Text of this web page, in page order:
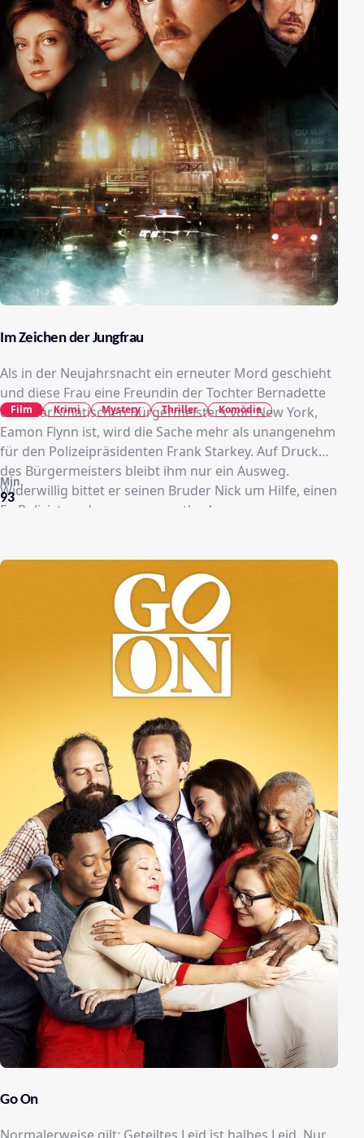
Im Zeichen der Jungfrau
Als in der Neujahrsnacht ein erneuter Mord geschieht
und diese Frau eine Freundin der Tochter Bernadette
des charismatischen Bürgermeisters von New York,
Eamon Flynn ist, wird die Sache mehr als unangenehm
für den Polizeipräsidenten Frank Starkey. Auf Druck
des Bürgermeisters bleibt ihm nur ein Ausweg.
Widerwillig bittet er seinen Bruder Nick um Hilfe, einen
Ex-Polizisten, der wegen unorthodoxer
arbeitet und Kinder aus brennenden Gebäuden rettet.
Die Politiker holen ihn medienwirksam zurück in den
aktiven Dienst und schieben ihn dem mürrischen Capt.
Vincent Alcoa unter, der ihn noch von früher kennt. Er
richtet sich ein Büro seiner Wahl her, hat einen
Assistenten („Ed“) dabei und fordert ungewöhnliches
Material an. Bernadette und Nick verlieben sich, Alcoa
93
Min.
Film Krimi Mystery Thriller Komödie
Go On